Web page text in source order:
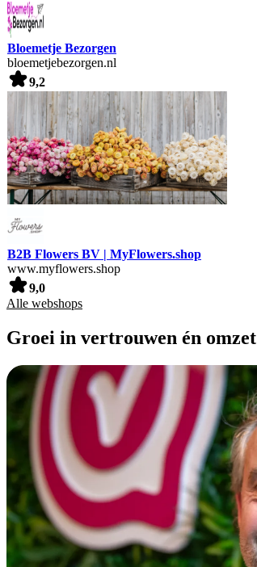
Bloemetje Bezorgen
bloemetjebezorgen.nl
9,2
B2B Flowers BV | MyFlowers.shop
www.myflowers.shop
9,0
Alle webshops
Groei in vertrouwen én omzet